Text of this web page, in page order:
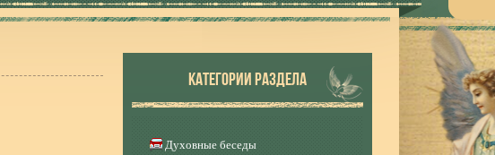
КАТЕГОРИИ РАЗДЕЛА
Духовные беседы